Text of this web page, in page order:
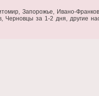
Запорожье, Ивано-
Черновцы за 1-2 дня, другие